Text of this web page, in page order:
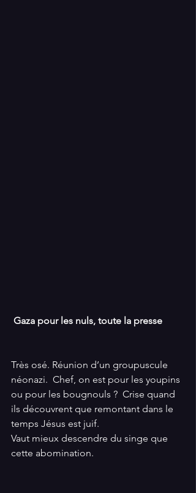
Gaza pour les nuls, toute la presse
Très osé. Réunion d’un groupuscule
néonazi.  Chef, on est pour les youpins
ou pour les bougnouls ?  Crise quand
ils découvrent que remontant dans le
temps Jésus est juif.
Vaut mieux descendre du singe que
cette abomination.